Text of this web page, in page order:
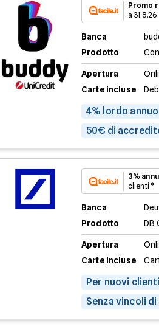
Promo
a 31.8.26
Banca
Prodotto
Apertura
Carte incluse
4% lordo annuo
50€ di
3%
clienti *
Banca
Prodotto
DB
Apertura
Carte incluse
Per nuovi clienti
Senza vincoli